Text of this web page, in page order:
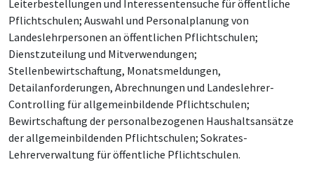
Leiterbestellungen und Interessentensuche für öffentliche
Pflichtschulen; Auswahl und Personalplanung von
Landeslehrpersonen an öffentlichen Pflichtschulen;
Dienstzuteilung und Mitverwendungen;
Stellenbewirtschaftung, Monatsmeldungen,
Detailanforderungen, Abrechnungen und Landeslehrer-
Controlling für allgemeinbildende Pflichtschulen;
Bewirtschaftung der personalbezogenen Haushaltsansätze
der allgemeinbildenden Pflichtschulen; Sokrates-
Lehrerverwaltung für öffentliche Pflichtschulen.